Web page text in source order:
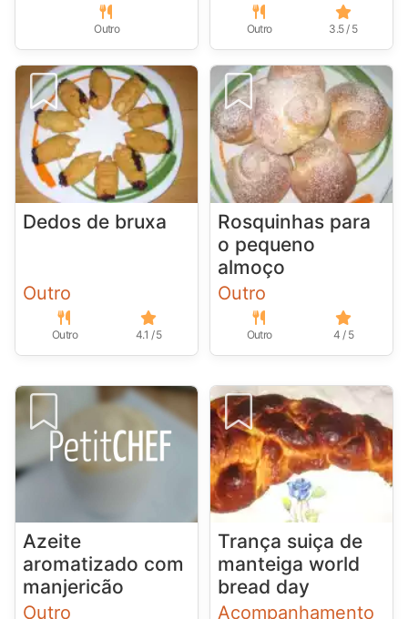
Outro Outro 3.5 / 5
Dedos de bruxa
Outro
Outro 4.1 / 5
Rosquinhas para
o pequeno
almoço
Outro
Outro 4 / 5
Azeite
aromatizado com
manjericão
Outro
Trança suiça de
manteiga world
bread day
Acompanhamento